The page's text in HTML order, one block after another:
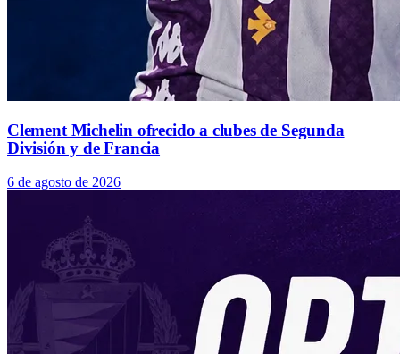
Clement Michelin ofrecido a clubes de Segunda
División y de Francia
6 de agosto de 2026